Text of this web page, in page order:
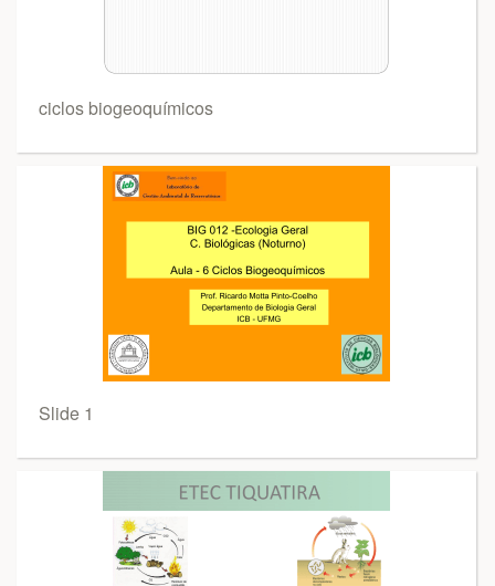
ciclos biogeoquímicos
Slide 1